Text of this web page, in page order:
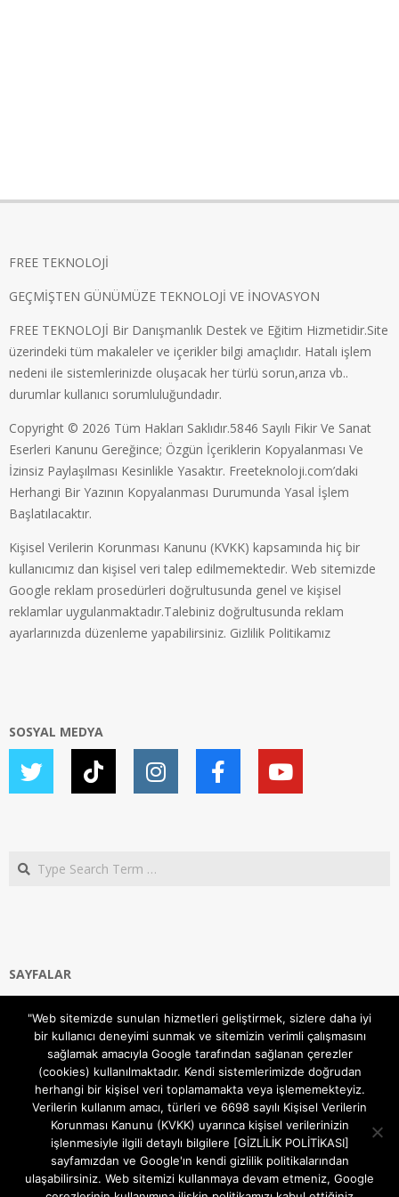
FREE TEKNOLOJİ
GEÇMİŞTEN GÜNÜMÜZE TEKNOLOJİ VE İNOVASYON
FREE TEKNOLOJİ Bir Danışmanlık Destek ve Eğitim Hizmetidir.Site
üzerindeki tüm makaleler ve içerikler bilgi amaçlıdır. Hatalı işlem
nedeni ile sistemlerinizde oluşacak her türlü sorun,arıza vb..
durumlar kullanıcı sorumluluğundadır.
Copyright © 2026 Tüm Hakları Saklıdır.5846 Sayılı Fikir Ve Sanat
Eserleri Kanunu Gereğince; Özgün İçeriklerin Kopyalanması Ve
İzinsiz Paylaşılması Kesinlikle Yasaktır. Freeteknoloji.com’daki
Herhangi Bir Yazının Kopyalanması Durumunda Yasal İşlem
Başlatılacaktır.
Kişisel Verilerin Korunması Kanunu (KVKK) kapsamında hiç bir
kullanıcımız dan kişisel veri talep edilmemektedir. Web sitemizde
Google reklam prosedürleri doğrultusunda genel ve kişisel
reklamlar uygulanmaktadır.Talebiniz doğrultusunda reklam
ayarlarınızda düzenleme yapabilirsiniz. Gizlilik Politikamız
SOSYAL MEDYA
Search
SAYFALAR
Gizlilik ve Çerezler (Cookies) Politikası
Hakkımızda
İletişim Kanalları
MODEM KURULUM
TEKNİK DESTEK
TELEVİZYON SİSTEMLERİ
"Web sitemizde sunulan hizmetleri geliştirmek, sizlere daha iyi
bir kullanıcı deneyimi sunmak ve sitemizin verimli çalışmasını
sağlamak amacıyla Google tarafından sağlanan çerezler
(cookies) kullanılmaktadır. Kendi sistemlerimizde doğrudan
herhangi bir kişisel veri toplamamakta veya işlememekteyiz.
Verilerin kullanım amacı, türleri ve 6698 sayılı Kişisel Verilerin
Korunması Kanunu (KVKK) uyarınca kişisel verilerinizin
işlenmesiyle ilgili detaylı bilgilere [GİZLİLİK POLİTİKASI]
sayfamızdan ve Google'ın kendi gizlilik politikalarından
ulaşabilirsiniz. Web sitemizi kullanmaya devam etmeniz, Google